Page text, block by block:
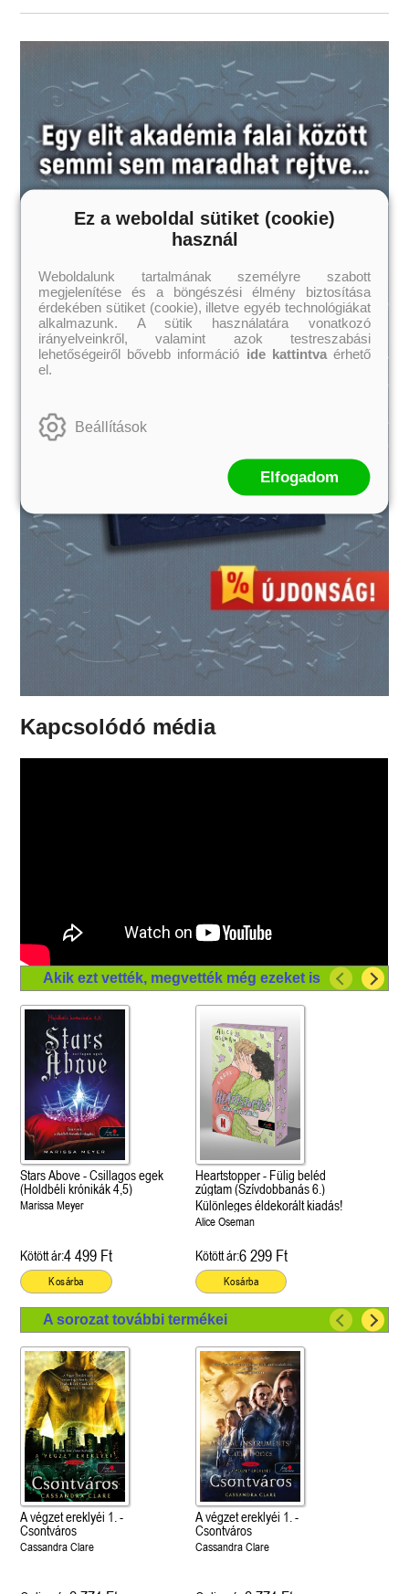
Kapcsolódó média
Akik ezt vették, megvették még ezeket is
Stars Above - Csillagos egek
(Holdbéli krónikák 4,5)
Marissa Meyer
Kötött ár:4 499 Ft
Kosárba
Heartstopper - Fülig beléd
zúgtam (Szívdobbanás 6.)
Különleges éldekorált kiadás!
Alice Oseman
Kötött ár:6 299 Ft
Kosárba
A sorozat további termékei
A végzet ereklyéi 1. -
Csontváros
Cassandra Clare
A végzet ereklyéi 1. -
Csontváros
Cassandra Clare
Ez a weboldal sütiket (cookie)
használ
Weboldalunk tartalmának személyre szabott
megjelenítése és a böngészési élmény biztosítása
érdekében sütiket (cookie), illetve egyéb technológiákat
alkalmazunk. A sütik használatára vonatkozó
irányelveinkről, valamint azok testreszabási
lehetőségeiről bővebb információ ide kattintvaérhető
el.
Beállítások
Elfogadom